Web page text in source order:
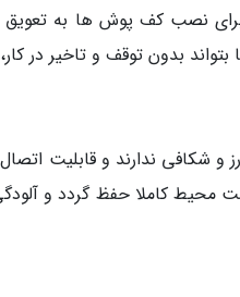
نصب کف پوش ها به تعویق
بدون توقف و تاخیر در
ندارند و قابلیت اتصال
محیط کاملا حفظ گردد و